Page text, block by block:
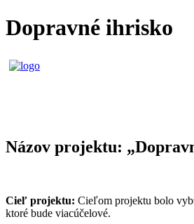
Dopravné ihrisko
Názov projektu:
Cieľ projektu: Cieľom projektu bolo
ktoré bude viacúčelové.